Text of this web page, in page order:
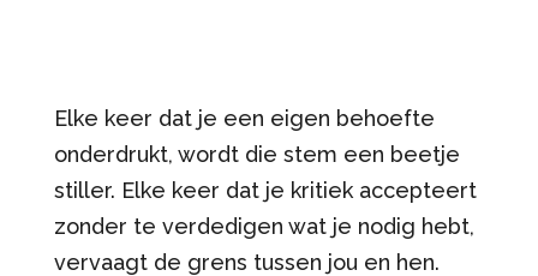
Elke keer dat je een eigen behoefte
onderdrukt, wordt die stem een beetje
stiller. Elke keer dat je kritiek accepteert
zonder te verdedigen wat je nodig hebt,
vervaagt de grens tussen jou en hen.